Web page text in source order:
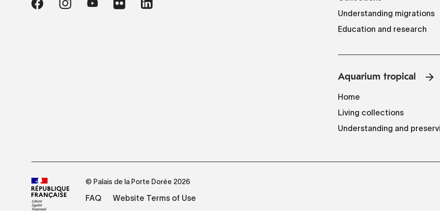
Understanding migrations
Education and research
Aquarium tropical
Home
Living collections
Understanding and
© Palais de la Porte Dorée 2026
FAQ Website Terms of Use